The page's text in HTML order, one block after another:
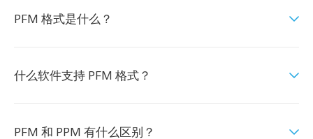
PFM 格式是什么？
什么软件支持 PFM 格式？
PFM 和 PPM 有什么区别？